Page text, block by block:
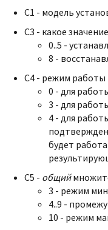
C1 - модель
C3 - какое
0..5 -
8 -
С4 - режим работы
0 - для
3 - для
4 - для
будет
C5 - общий
3 - режим
4..9 -
10 - режим